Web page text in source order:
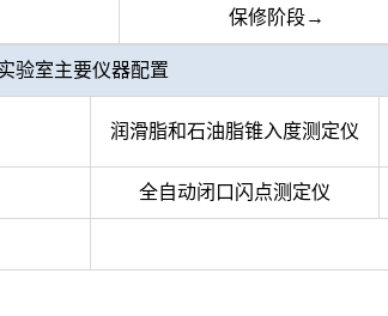
保修阶段→
验室主要仪器配置
润滑脂和石油脂锥入度测定仪
全自动闭口闪点测定仪